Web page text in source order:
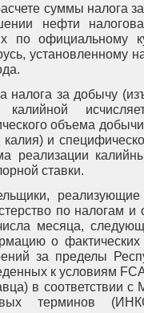
суммы налога
нефти
по официальному
установленному
налога за добычу
калийной
объема
калия) и
реализации
ставки.
по налогам и
месяца,
о
за пределы
к условиям
в соответствии
терминов